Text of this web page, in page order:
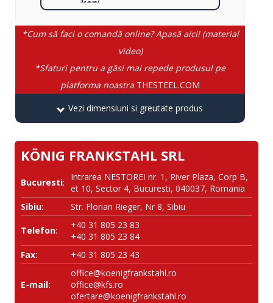
*Cum să faci o comandă online? Apasă aici! (material
video)
*Sfaturi pentru a găsi mai repede produsul pe
platforma noastra THESTEEL.COM
Vezi dimensiuni si greutate produs
KÖNIG FRANKSTAHL SRL
Bucuresti:
Intrarea NESTOREI nr. 1, River Plaza, Corp B,
et 10, Sector 4, Bucuresti, 040037, Romania
Sibiu:
Str. Florian Rieger, Nr 8, Sibiu
Telefon:
+40 31 805 23 83
+40 31 805 23 84
Fax:
+40 31 805 23 43
E-mail:
office@koenigfrankstahl.ro
office@kfs.ro
ofertare@koenigfrankstahl.ro